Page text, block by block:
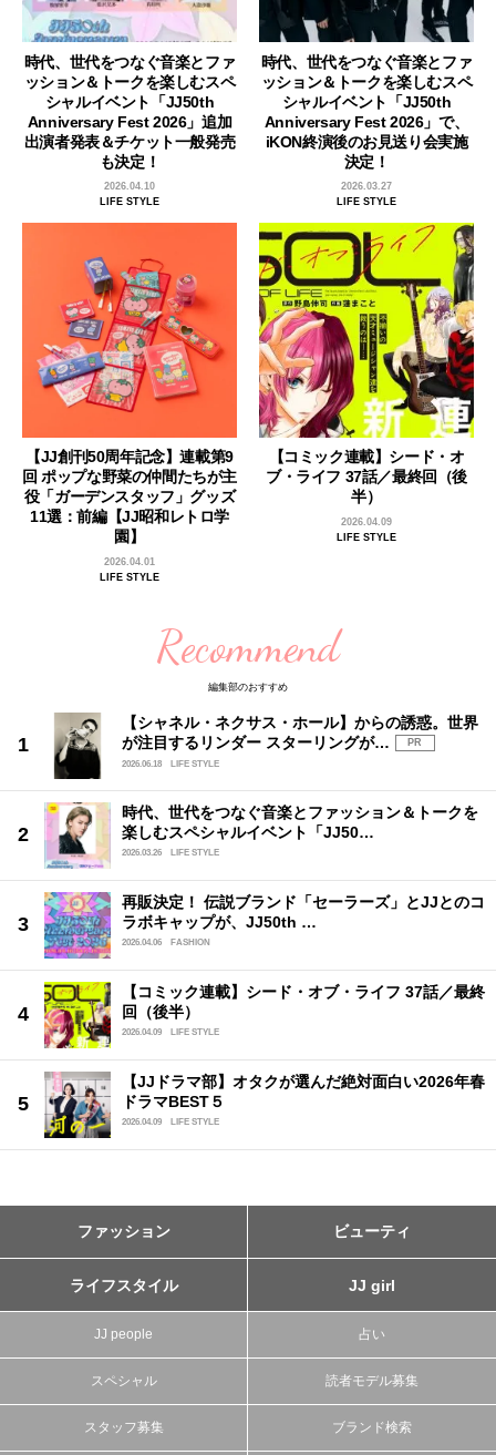
時代、世代をつなぐ音楽とファ
ッション＆トークを楽しむスペ
シャルイベント「JJ50th
Anniversary Fest 2026」追加
出演者発表＆チケット一般発売
も決定！
2026.04.10
LIFE STYLE
時代、世代をつなぐ音楽とファ
ッション＆トークを楽しむスペ
シャルイベント「JJ50th
Anniversary Fest 2026」で、
iKON終演後のお見送り会実施
決定！
2026.03.27
LIFE STYLE
【JJ創刊50周年記念】連載第9
回 ポップな野菜の仲間たちが主
役「ガーデンスタッフ」グッズ
11選：前編【JJ昭和レトロ学
園】
2026.04.01
LIFE STYLE
【コミック連載】シード・オ
ブ・ライフ 37話／最終回（後
半）
2026.04.09
LIFE STYLE
Recommend
編集部のおすすめ
【シャネル・ネクサス・ホール】からの誘惑。世界
が注目するリンダー スターリングが…
PR
2026.06.18
LIFE STYLE
時代、世代をつなぐ音楽とファッション＆トークを
楽しむスペシャルイベント「JJ50…
2026.03.26 LIFE STYLE
再販決定！ 伝説ブランド「セーラーズ」とJJとのコ
ラボキャップが、JJ50th …
2026.04.06 FASHION
【コミック連載】シード・オブ・ライフ 37話／最終
回（後半）
2026.04.09 LIFE STYLE
【JJドラマ部】オタクが選んだ絶対面白い2026年春
ドラマBEST５
2026.04.09 LIFE STYLE
ファッション ビューティ
ライフスタイル JJ girl
JJ people 占い
スペシャル 読者モデル募集
スタッフ募集 ブランド検索